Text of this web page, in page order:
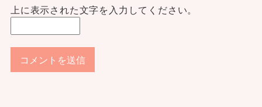
上に表示された文字を入力してください。